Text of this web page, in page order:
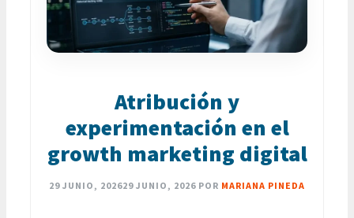
Atribución y
experimentación en el
growth marketing digital
29 JUNIO, 202629 JUNIO, 2026 POR MARIANA PINEDA